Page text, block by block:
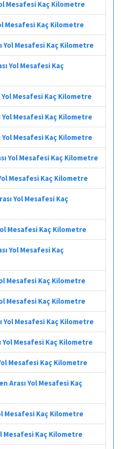
Mesafesi Kaç Kilometre
Mesafesi Kaç Kilometre
Yol Mesafesi Kaç Kilometre
Yol Mesafesi Kaç
Yol Mesafesi Kaç Kilometre
Yol Mesafesi Kaç Kilometre
Yol Mesafesi Kaç Kilometre
Yol Mesafesi Kaç Kilometre
Mesafesi Kaç Kilometre
Yol Mesafesi Kaç
Mesafesi Kaç Kilometre
Yol Mesafesi Kaç
Mesafesi Kaç Kilometre
Mesafesi Kaç Kilometre
Yol Mesafesi Kaç Kilometre
Yol Mesafesi Kaç Kilometre
Mesafesi Kaç Kilometre
Arası Yol Mesafesi Kaç
Mesafesi Kaç Kilometre
Mesafesi Kaç Kilometre